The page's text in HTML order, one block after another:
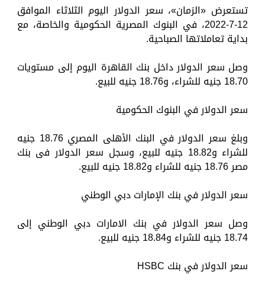
تستعرض «الزمان»، سعر الدولار اليوم الثلاثاء الموافق
12-7-2022، في البنوك المصرية الحكومية والخاصة، مع
بداية تعاملاتها الصباحية.
وصل سعر الدولار داخل بنك القاهرة اليوم إلى مستويات
18.70 جنيه للشراء، و18.76 جنيه للبيع.
سعر الدولار في البنوك الحكومية
وبلغ سعر الدولار في البنك الأهلى المصري 18.76 جنيه
للشراء و18.82 جنيه للبيع، وسجل سعر الدولار فى بنك
مصر 18.76 جنيه للشراء و18.82 جنيه للبيع.
سعر الدولار في بنك الإمارات دبي الوطني
وصل سعر الدولار في بنك الامارات دبي الوطني إلى
18.74 جنيه للشراء و18.84 جنيه للبيع.
سعر الدولار في بنك HSBC